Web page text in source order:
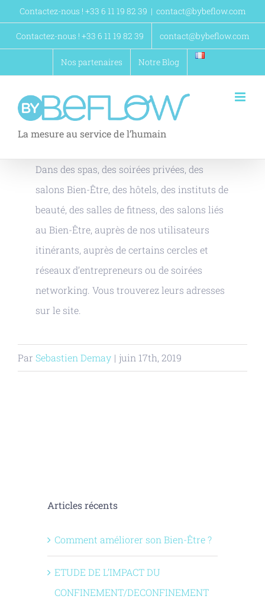
Passer
contenu
Contactez-nous ! +33 6 11 19 82 39 | contact@bybeflow.com
Contactez-nous ! +33 6 11 19 82 39 contact@bybeflow.com
Nos partenaires Notre Blog
La mesure au service de l’humain
Dans des spas, des soirées privées, des
salons Bien-Être, des hôtels, des instituts de
beauté, des salles de fitness, des salons liés
au Bien-Être, auprès de nos utilisateurs
itinérants, auprès de certains cercles et
réseaux d’entrepreneurs ou de soirées
networking. Vous trouverez leurs adresses
sur le site.
Par Sebastien Demay | juin 17th, 2019
Articles récents
Comment améliorer son Bien-Être ?
ETUDE DE L’IMPACT DU
CONFINEMENT/DECONFINEMENT